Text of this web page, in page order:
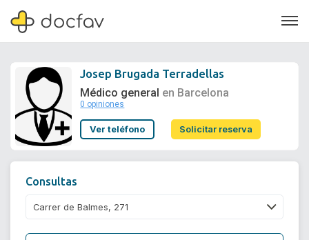
Soporte
Josep Brugada Terradellas
Médico general en Barcelona
0 opiniones
Ver teléfono Solicitar reserva
Consultas